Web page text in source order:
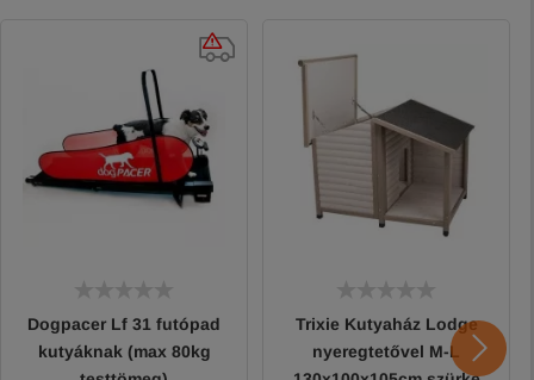
Dogpacer Lf 31 futópad
kutyáknak (max 80kg
Trixie Kutyaház Lodge
nyeregtetővel M-L